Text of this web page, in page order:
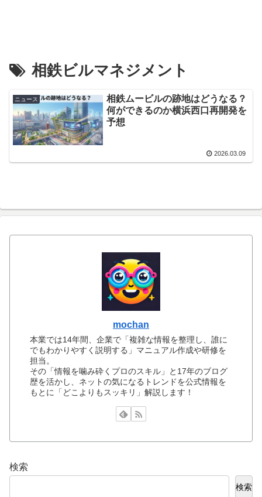
相鉄ビルマネジメント
ニュース
相鉄ムービルの跡地はどうなる？
何ができるのか横浜西口再開発を
予想
2026.03.09
mochan
本業では14年間、企業で「複雑な情報を整理し、誰に
でもわかりやすく説明する」マニュアル作成や研修を
担当。
その「情報を噛み砕くプロのスキル」と17年のブログ
歴を活かし、ネットの気になるトレンドを公式情報を
もとに「どこよりもスッキリ」解説します！
検索
検索